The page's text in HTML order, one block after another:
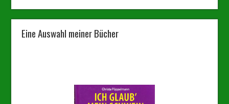
Eine Auswahl meiner Bücher